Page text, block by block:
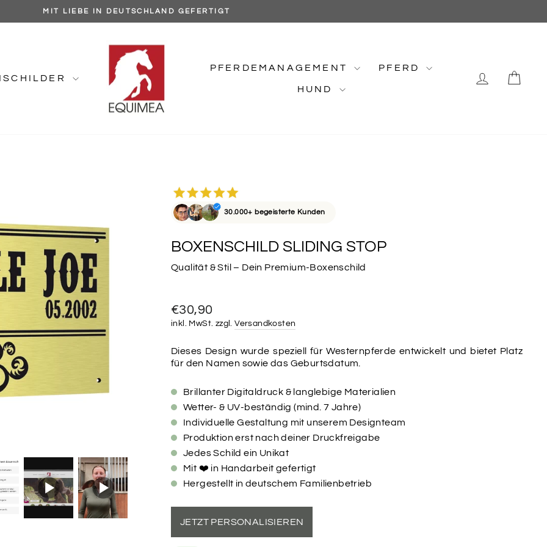
Pause
30.000+ BEGEISTERTE KUNDEN ⭐⭐⭐⭐⭐
PFERDEMANAGEMENT PFERD
HUND
30.000+ begeisterte Kunden
BOXENSCHILD SLIDING STOP
Qualität & Stil – Dein Premium-Boxenschild
Normaler
Preis
€30,90
inkl. MwSt. zzgl.Versandkosten
Dieses Design wurde speziell für Westernpferde entwickelt und bietet Platz
für den Namen sowie das Geburtsdatum.
Brillanter Digitaldruck & langlebige Materialien
Wetter- & UV-beständig (mind. 7 Jahre)
Individuelle Gestaltung mit unserem Designteam
Produktion erst nach deiner Druckfreigabe
Jedes Schild ein Unikat
Mit ❤️ in Handarbeit gefertigt
Hergestellt in deutschem Familienbetrieb
JETZT PERSONALISIEREN